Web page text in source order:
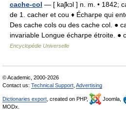
cache-col — [ kaʃkɔl ] n. m. • 1842;
de 1. cacher et cou ♦ Écharpe qui
Des cache cols ou des cache col. ●
invariable Longue écharpe étroite. ●
Encyclopédie Universelle
© Academic, 2000-2026
Contact us: Technical Support Advertising
Dictionaries export , created on PHP, Joomla,
MODx.